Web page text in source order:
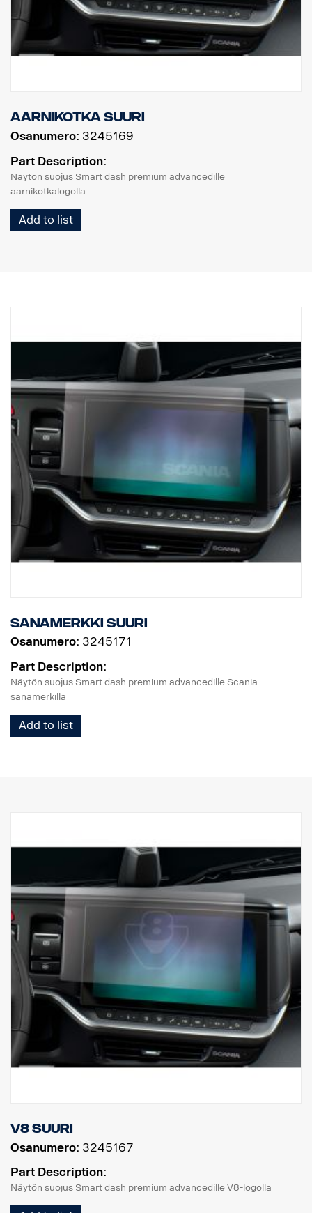
Aarnikotka suuri
Osanumero: 3245169
Part Description:
Näytön suojus Smart dash premium advancedille
aarnikotkalogolla
Add to list
Sanamerkki suuri
Osanumero: 3245171
Part Description:
Näytön suojus Smart dash premium advancedille Scania-
sanamerkillä
Add to list
V8 Suuri
Osanumero: 3245167
Part Description:
Näytön suojus Smart dash premium advancedille V8-logolla